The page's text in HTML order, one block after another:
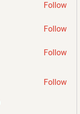
Follow
Follow
Follow
Follow